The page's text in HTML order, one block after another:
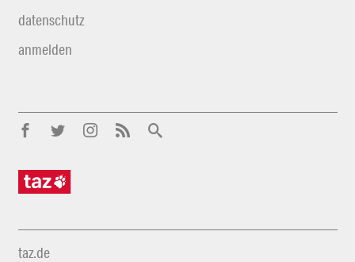
datenschutz
anmelden
taz.de